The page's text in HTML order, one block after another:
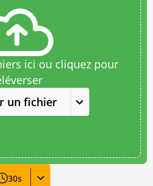
ici ou cliquez pour
un fichier
30s